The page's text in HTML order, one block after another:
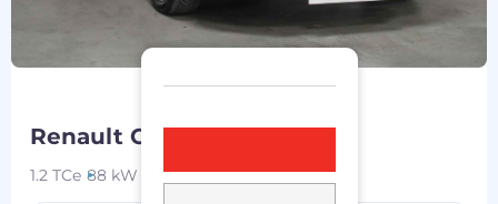
Renault Captur2015
1.2 TCe 88 kW бензин 129 765 km